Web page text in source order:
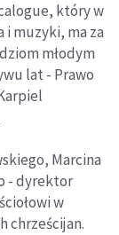
który w
i muzyki, ma za
młodym
lat - Prawo
Marcina
- dyrektor
w
chrześcijan.